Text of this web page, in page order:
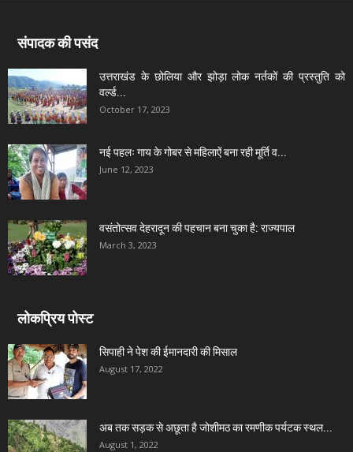
संपादक की पसंद
उत्तराखंड के छोलिया और झोड़ा लोक नर्तकों की प्रस्तुति को
वर्ल्ड...
October 17, 2023
नई पहलः गाय के गोबर से महिलाऐं बना रही मूर्ति व...
June 12, 2023
वसंतोत्सव देहरादून की पहचान बना चुका है: राज्यपाल
March 3, 2023
लोकप्रिय पोस्ट
सिपाही ने पेश की ईमानदारी की मिसाल
August 17, 2022
अब तक सड़क से अछूता है जोशीमठ का रमणीक पर्यटक स्थल...
August 1, 2022